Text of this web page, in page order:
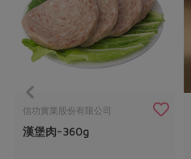
信功實業股份有限公司
漢堡肉-360g